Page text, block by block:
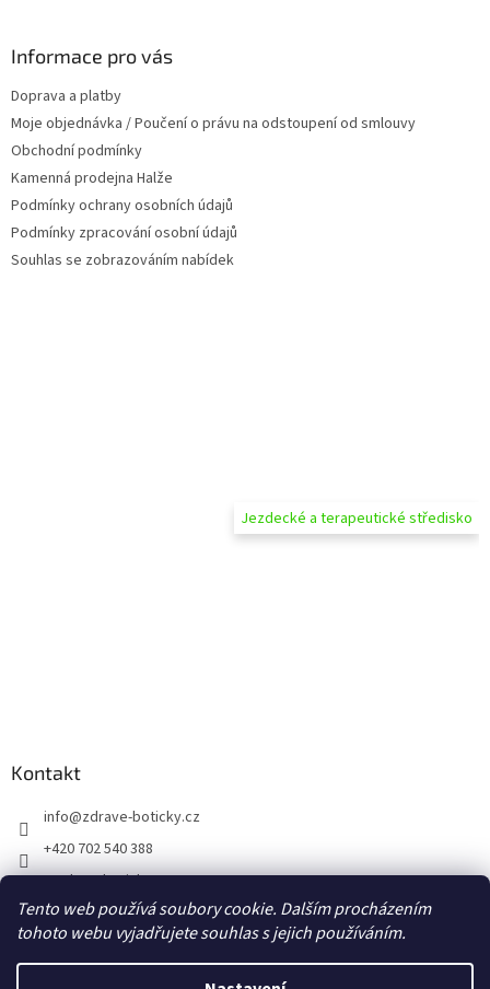
Tento web používá soubory cookie. Dalším procházením
tohoto webu vyjadřujete souhlas s jejich používáním.
Informace pro vás
Doprava a platby
Moje objednávka / Poučení o právu na odstoupení od smlouvy
Obchodní podmínky
Kamenná prodejna Halže
Podmínky ochrany osobních údajů
Podmínky zpracování osobní údajů
Souhlas se zobrazováním nabídek
Jezdecké a terapeutické středisko
Kontakt
info@zdrave-boticky.cz
+420 702 540 388
@zdraveboticky
zdraveboticky